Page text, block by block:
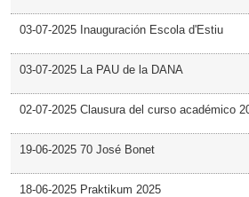
03-07-2025 Inauguración Escola d'Estiu
03-07-2025 La PAU de la DANA
02-07-2025 Clausura del curso académico
19-06-2025 70 José Bonet
18-06-2025 Praktikum 2025